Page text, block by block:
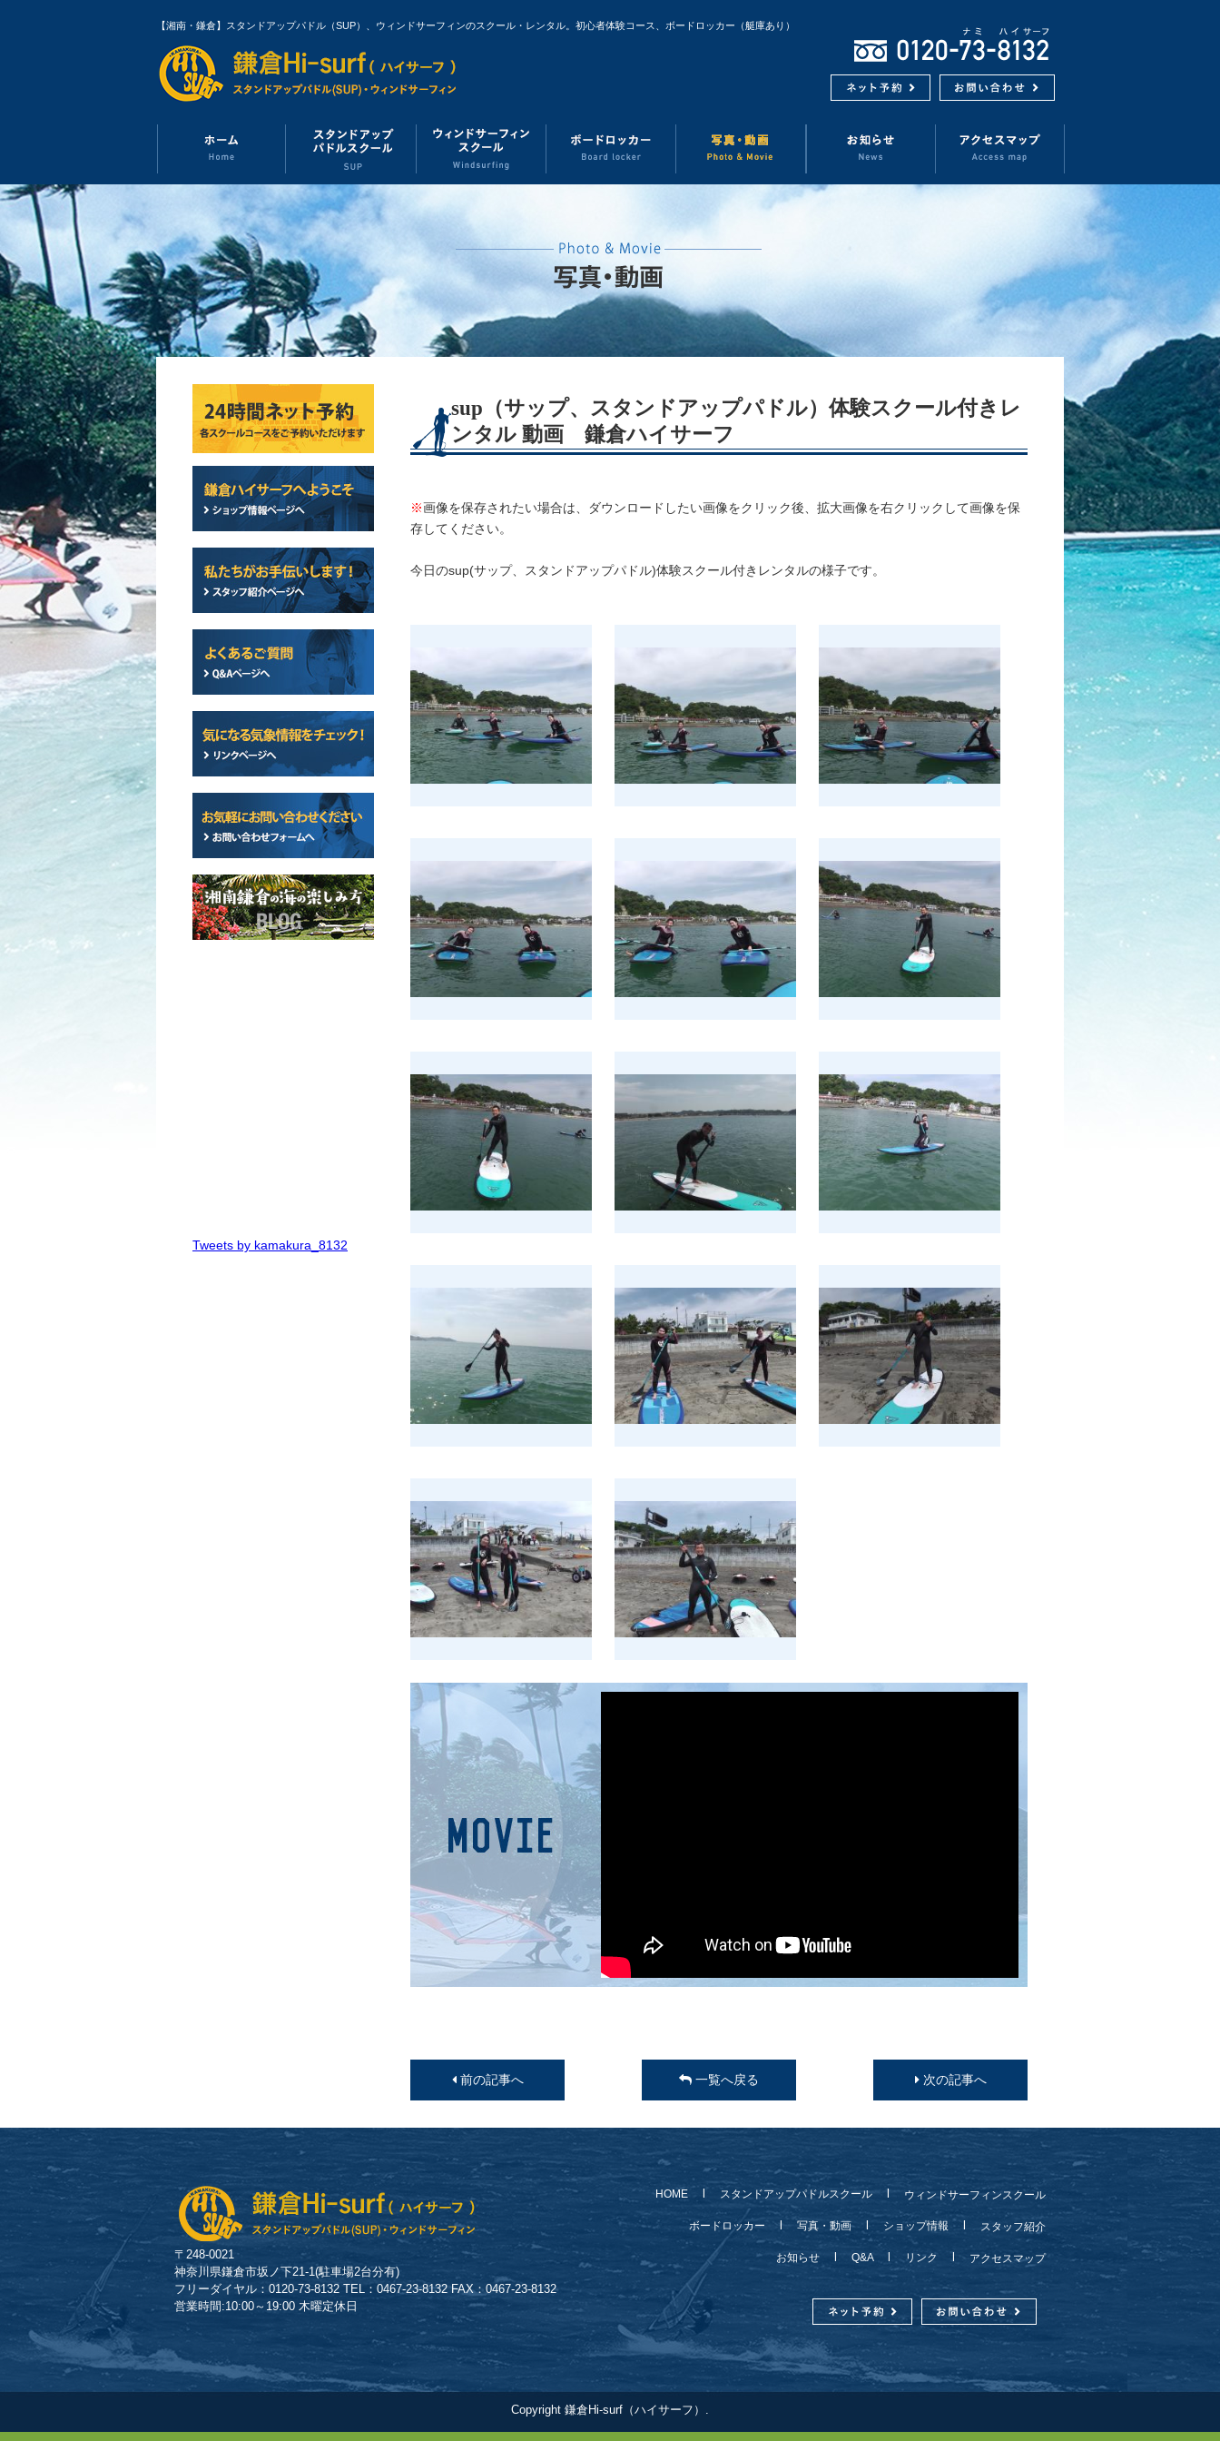
【湘南・鎌倉】スタンドアップパドル（SUP）、ウィンドサーフィンのスクール・レンタル。初心者体験コース、ボードロッカー（艇庫あり）
sup（サップ、スタンドアップパドル）体験スクール付きレ
ンタル 動画 鎌倉ハイサーフ
※画像を保存されたい場合は、ダウンロードしたい画像をクリック後、拡大画像を右クリックして画像を保
存してください。
今日のsup(サップ、スタンドアップパドル)体験スクール付きレンタルの様子です。
前の記事へ 一覧へ戻る 次の記事へ
Tweets by kamakura_8132
〒248-0021
神奈川県鎌倉市坂ノ下21-1(駐車場2台分有)
フリーダイヤル：0120-73-8132 TEL：0467-23-8132 FAX：0467-23-8132
営業時間:10:00～19:00 木曜定休日
HOME スタンドアップパドルスクール ウィンドサーフィンスクール
ボードロッカー 写真・動画 ショップ情報 スタッフ紹介
お知らせ Q&A リンク アクセスマップ
Copyright 鎌倉Hi-surf（ハイサーフ）.